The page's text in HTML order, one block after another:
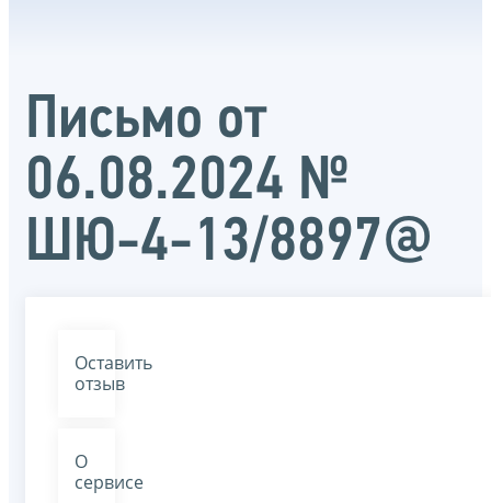
Письмо от
06.08.2024 №
ШЮ-4-13/8897@
Оставить
отзыв
О
сервисе